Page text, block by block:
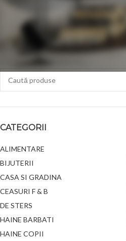
CATEGORII
ALIMENTARE
BIJUTERII
CASA SI GRADINA
CEASURI F & B
DE STERS
HAINE BARBATI
HAINE COPII